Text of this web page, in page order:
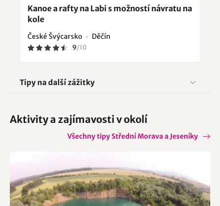
Kanoe a rafty na Labi s možností návratu na
kole
České Švýcarsko Děčín
9/10
Tipy na další zážitky
Aktivity a zajímavosti v okolí
Všechny tipy Střední Morava a Jeseníky